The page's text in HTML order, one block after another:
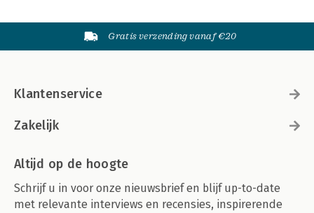
Gratis verzending vanaf €20
Klantenservice
Zakelijk
Altijd op de hoogte
Schrijf u in voor onze nieuwsbrief en blijf up-to-date
met relevante interviews en recensies, inspirerende